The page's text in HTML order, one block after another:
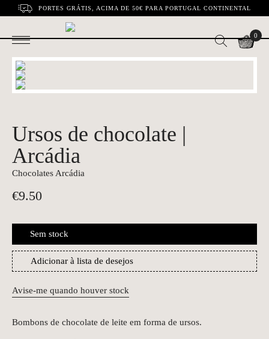
PORTES GRÁTIS, ACIMA DE 50€ PARA PORTUGAL CONTINENTAL
0
Ursos de chocolate |
Arcádia
Chocolates Arcádia
€9.50
Sem stock
Adicionar à lista de desejos
Avise-me quando houver stock
Bombons de chocolate de leite em forma de ursos.